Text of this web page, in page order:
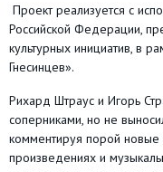
Проект реализуется с
Российской Федерации,
культурных инициатив, в
Гнесинцев».
Рихард Штраус и Игорь
соперниками, но не
комментируя порой
произведениях и